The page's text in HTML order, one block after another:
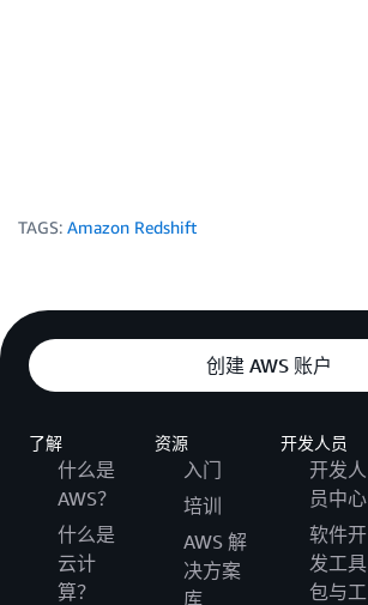
TAGS: Amazon Redshift
创建 AWS 账户
了解
什么是
AWS？
什么是
云计
算？
资源
入门
培训
AWS 解
决方案
库
开发人员
开发人
员中心
软件开
发工具
包与工